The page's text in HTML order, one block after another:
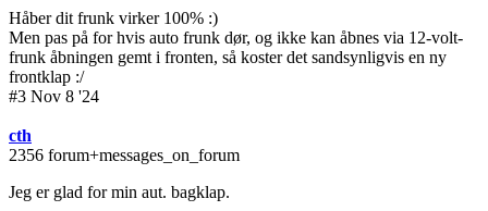
Håber dit frunk virker 100% :)
Men pas på for hvis auto frunk dør, og ikke kan åbnes via 12-volt-
frunk åbningen gemt i fronten, så koster det sandsynligvis en ny
frontklap :/
#3 Nov 8 '24
cth
2356 forum+messages_on_forum
Jeg er glad for min aut. bagklap.